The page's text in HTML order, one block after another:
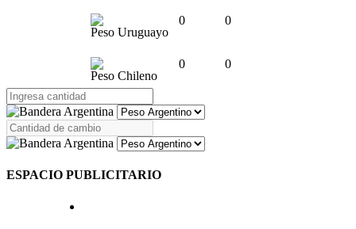
Peso Uruguayo
0 0
Peso Chileno
0 0
ESPACIO PUBLICITARIO